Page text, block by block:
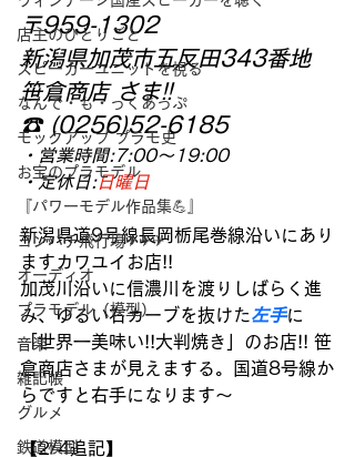
店主のひとりごと
スピーカーユニットを視る
なんで・も・っくあっぷ
モックアップ プラモ史
お宝のプラモデル
『パワーモデル作品集💪』
ヨンパチ飛行場✈✈✈
オーディオ
プラモデル（模型）
音楽
雑記帳
グルメ
鉄道模型
〒959-1302
新潟県加茂市五反田343番地
笹倉商店 さま!!
☎ (0256)52-6185
・営業時間:7:00～19:00
・定休日:日曜日
新潟県道9号線長岡栃尾巻線沿いにあり
ますカワユイお店!!
加茂川沿いに信濃川を渡りしばらく進
み、ゆるい右カーブを抜けた左手に
「世界一美味い!!大判焼き」のお店!! 笹
倉商店さまが見えまする。国道8号線か
らですと右手になります～
【2/4追記】